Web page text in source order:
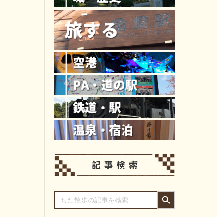
Search
for:
Search Button